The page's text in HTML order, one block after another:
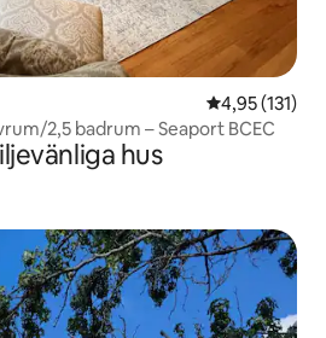
4,95 av 5 i
4,95 (131)
2,5 badrum – Seaport BCEC
hus